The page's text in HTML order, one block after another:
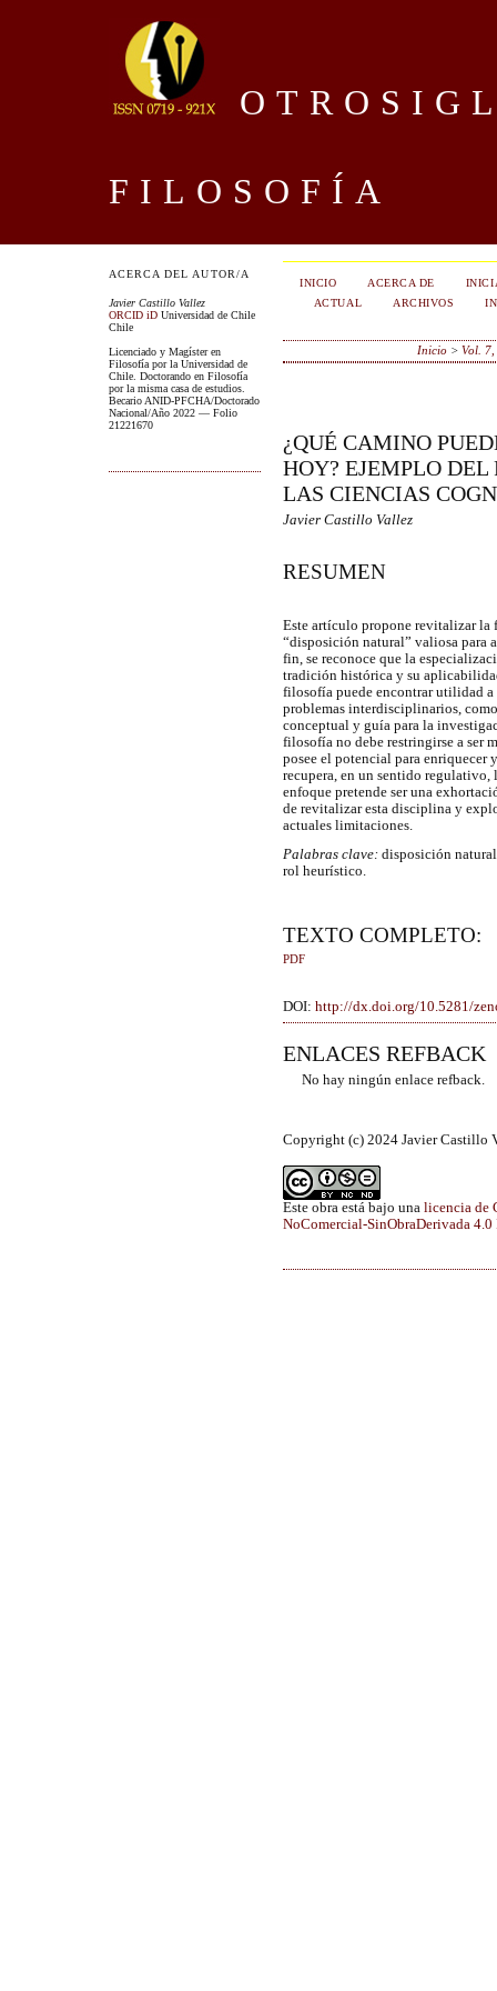
FILOSOFÍA
ACERCA DEL AUTOR/A
Javier Castillo Vallez
ORCID iD Universidad de Chile
Chile
Licenciado y Magíster en
Filosofía por la Universidad de
Chile. Doctorando en Filosofía
por la misma casa de estudios.
Becario ANID-PFCHA/Doctorado
Nacional/Año 2022 — Folio
21221670
INICIO ACERCA DE
ACTUAL
ARCHIVOS
Inicio> Vol.
¿QUÉ CAMINO
HOY? EJEMPLO
LAS CIENCIAS
Javier Castillo Vallez
RESUMEN
Este artículo propone revitalizar la
“disposición natural” valiosa para
fin, se reconoce que la
tradición histórica y su
filosofía puede encontrar utilidad
problemas interdisciplinarios,
conceptual y guía para la
filosofía no debe restringirse a ser
posee el potencial para enriquecer
recupera, en un sentido regulativo,
enfoque pretende ser una
de revitalizar esta disciplina y
actuales limitaciones.
Palabras clave: disposición
rol heurístico.
TEXTO COMPLETO:
PDF
DOI: http://dx.doi.org/10.5281/
ENLACES REFBACK
No hay ningún enlace refback.
Copyright (c) 2024 Javier Castillo
Este obra está bajo una licencia de
NoComercial-SinObraDerivada